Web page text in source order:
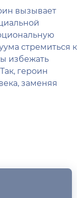
вызывает
стремиться к
избежать
героин
заменяя